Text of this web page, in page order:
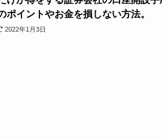
ポイントやお金を損しない方法。
2022年1月3日